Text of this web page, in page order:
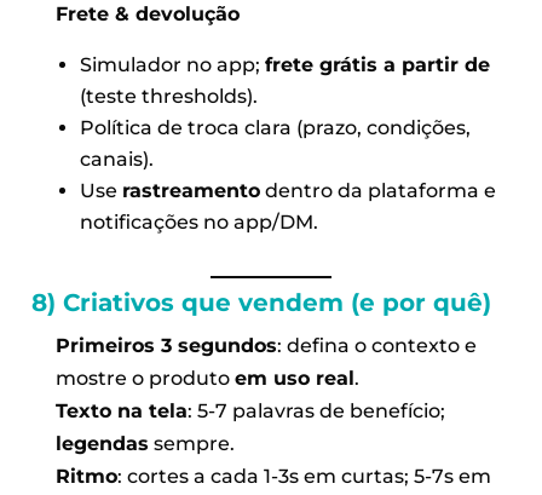
Frete & devolução
Simulador no app; frete grátis a partir de
(teste thresholds).
Política de troca clara (prazo, condições,
canais).
Use rastreamentodentro da plataforma e
notificações no app/DM.
8) Criativos que vendem (e por quê)
Primeiros 3 segundos: defina o contexto e
mostre o produtoem uso real.
Texto na tela: 5-7 palavras de benefício;
legendas sempre.
Ritmo: cortes a cada 1-3s em curtas; 5-7s em